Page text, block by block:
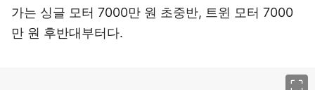
가는 싱글 모터 7000만 원 초중반, 트윈 모터 7000
만 원 후반대부터다.